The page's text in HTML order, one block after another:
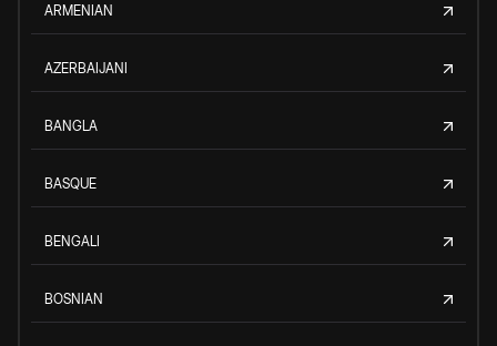
ARMENIAN
AZERBAIJANI
BANGLA
BASQUE
BENGALI
BOSNIAN